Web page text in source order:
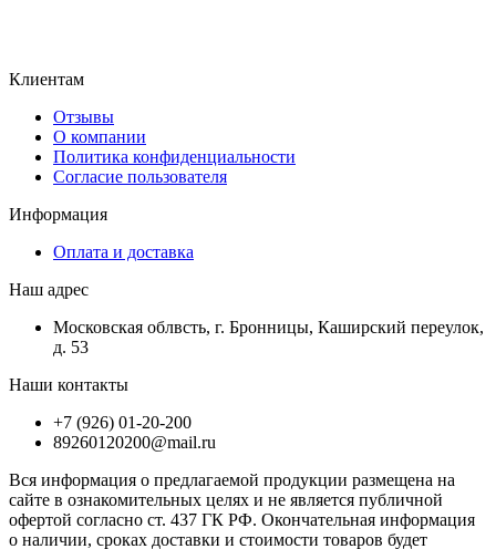
Клиентам
Отзывы
О компании
Политика конфиденциальности
Согласие пользователя
Информация
Оплата и доставка
Наш адрес
Московская облвсть, г. Бронницы, Каширский переулок,
д. 53
Наши контакты
+7 (926) 01-20-200
89260120200@mail.ru
Вся информация о предлагаемой продукции размещена на
сайте в ознакомительных целях и не является публичной
офертой согласно ст. 437 ГК РФ. Окончательная информация
о наличии, сроках доставки и стоимости товаров будет